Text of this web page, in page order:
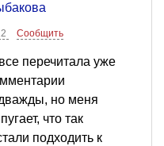
Сообщить
перечитала уже
но меня
что так
подходить к